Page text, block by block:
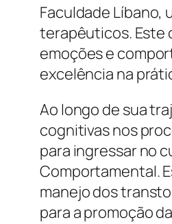
Faculdade Líbano,
terapêuticos. Este
emoções e
excelência na
Ao longo de sua
cognitivas nos
para ingressar no
Comportamental.
manejo dos
para a promoção